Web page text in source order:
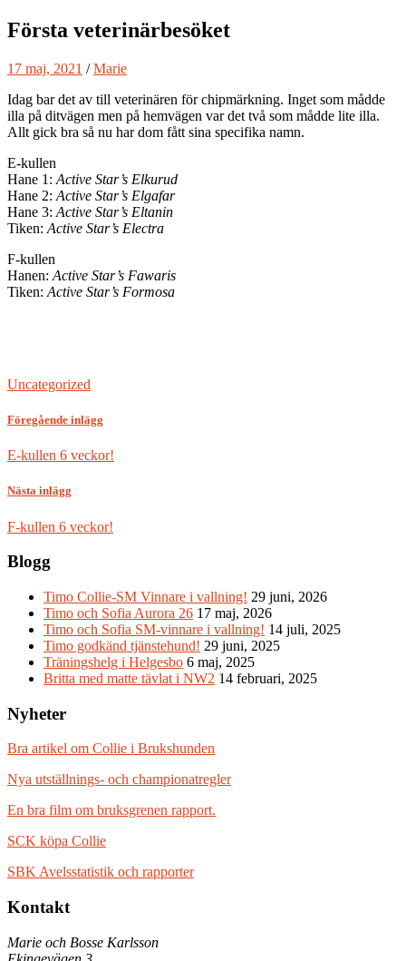
Första veterinärbesöket
17 maj, 2021 /Marie
Idag bar det av till veterinären för chipmärkning. Inget som mådde
illa på ditvägen men på hemvägen var det två som mådde lite illa.
Allt gick bra så nu har dom fått sina specifika namn.
E-kullen
Hane 1: Active Star’s Elkurud
Hane 2: Active Star’s Elgafar
Hane 3: Active Star’s Eltanin
Tiken: Active Star’s Electra
F-kullen
Hanen: Active Star’s Fawaris
Tiken: Active Star’s Formosa
Uncategorized
Föregående inlägg
E-kullen 6 veckor!
Nästa inlägg
F-kullen 6 veckor!
Blogg
Timo Collie-SM Vinnare i vallning! 29 juni, 2026
Timo och Sofia Aurora 26 17 maj, 2026
Timo och Sofia SM-vinnare i vallning! 14 juli, 2025
Timo godkänd tjänstehund! 29 juni, 2025
Träningshelg i Helgesbo 6 maj, 2025
Britta med matte tävlat i NW2 14 februari, 2025
Nyheter
Bra artikel om Collie i Brukshunden
Nya utställnings- och championatregler
En bra film om bruksgrenen rapport.
SCK köpa Collie
SBK Avelsstatistik och rapporter
Kontakt
Marie och Bosse Karlsson